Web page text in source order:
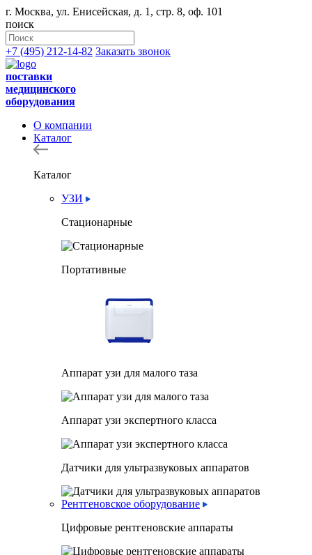
г. Москва, ул. Енисейская, д. 1, стр. 8, оф. 101
поиск
+7 (495) 212-14-82 Заказать звонок
поставки
медицинского
оборудования
О компании
Каталог
Каталог
УЗИ
Стационарные
Портативные
Аппарат узи для малого таза
Аппарат узи экспертного класса
Датчики для ультразвуковых аппаратов
Рентгеновское оборудование
Цифровые рентгеновские аппараты